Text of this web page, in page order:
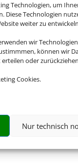
Technologien, um
Diese Technologien
weiter zu
wir
können wir
oder
Cookies.
Nur technisch